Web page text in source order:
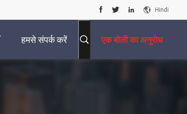
Hindi
हमसे संपर्क करें एक बोली का अनुरोध